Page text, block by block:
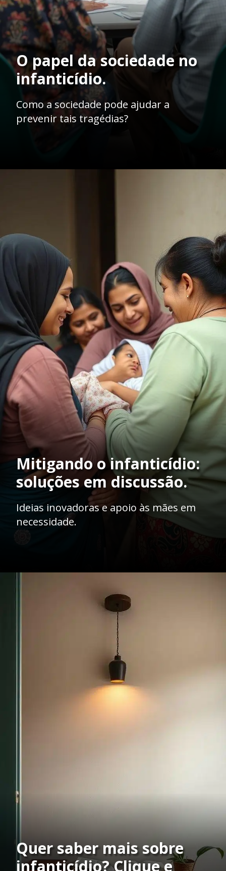
O papel da sociedade no
infanticídio.
Como a sociedade pode ajudar a
prevenir tais tragédias?
Mitigando o infanticídio:
soluções em discussão.
Ideias inovadoras e apoio às mães em
necessidade.
Quer saber mais sobre
infanticídio? Clique e